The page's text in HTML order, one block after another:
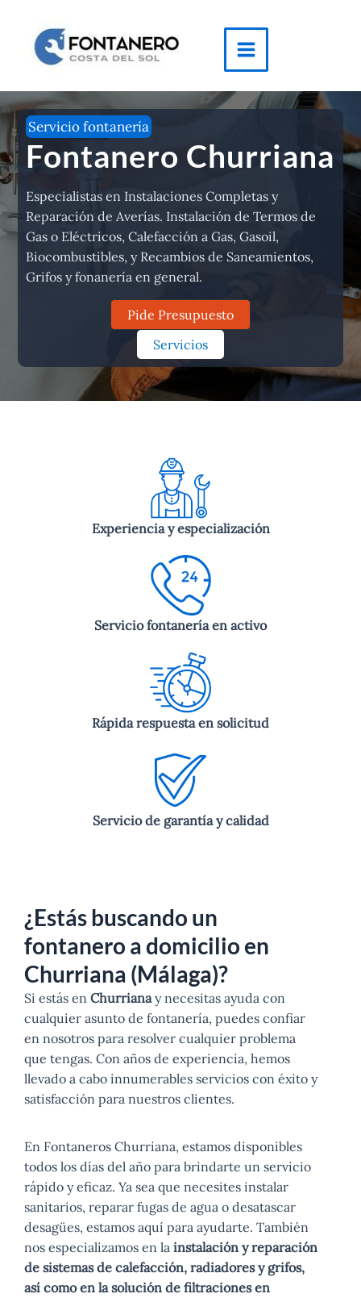
contenido
Main
Menu
Servicio fontanería
Fontanero Churriana
Especialistas en Instalaciones Completas y
Reparación de Averías. Instalación de Termos de
Gas o Eléctricos, Calefacción a Gas, Gasoil,
Biocombustibles, y Recambios de Saneamientos,
Grifos y fonanería en general.
Pide Presupuesto
Servicios
Experiencia y especialización
Servicio fontanería en activo
Rápida respuesta en solicitud
Servicio de garantía y calidad
¿Estás buscando un
fontanero a domicilio en
Churriana (Málaga)?
Si estás en Churrianay necesitas ayuda con
cualquier asunto de fontanería, puedes confiar
en nosotros para resolver cualquier problema
que tengas. Con años de experiencia, hemos
llevado a cabo innumerables servicios con éxito y
satisfacción para nuestros clientes.
En Fontaneros Churriana, estamos disponibles
todos los días del año para brindarte un servicio
rápido y eficaz. Ya sea que necesites instalar
sanitarios, reparar fugas de agua o desatascar
desagües, estamos aquí para ayudarte. También
nos especializamos en la instalación y reparación
de sistemas de calefacción, radiadores y grifos,
así como en la solución de filtraciones en